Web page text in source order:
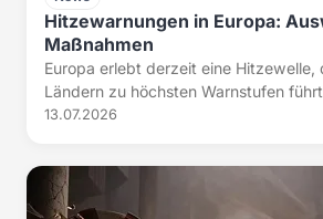
Hitzewarnungen in Europa:
Maßnahmen
Europa erlebt derzeit eine Hitzewelle,
Ländern zu höchsten Warnstufen
13.07.2026